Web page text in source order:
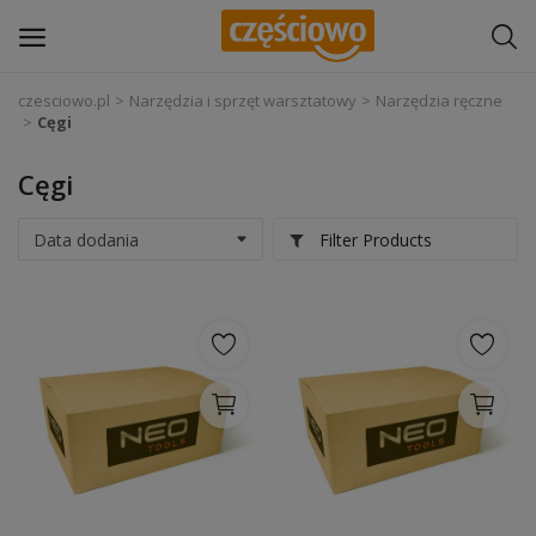
Zaloguj się
Zarejestruj
Wyposażenie i akcesoria samochodowe
Narzędzia i sprzęt warsztatowy
Chemia
Opony i felgi
czesciowo.pl Narzędzia i sprzęt warsztatowy
Narzędzia ręczne
Cęgi
Cęgi
Filter Products